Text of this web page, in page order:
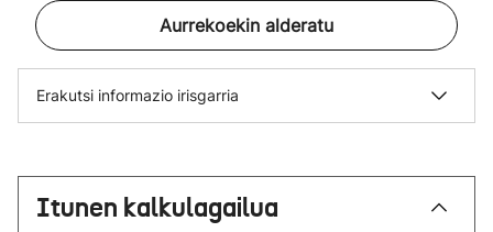
Aurrekoekin alderatu
Erakutsi informazio irisgarria
Itunen kalkulagailua